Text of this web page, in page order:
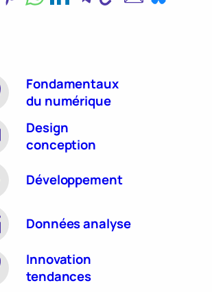
Fondamentaux
du numérique
Design
conception
Développement
Données analyse
Innovation
tendances